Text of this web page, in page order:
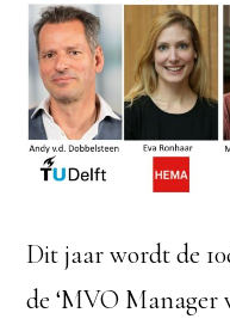
Dit jaar wordt de
de ‘MVO Manager